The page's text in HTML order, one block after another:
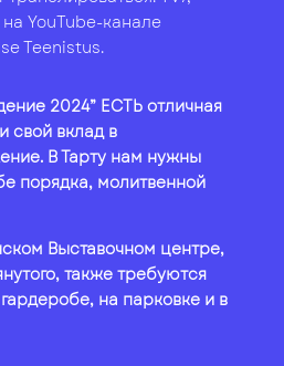
YouTube-канале
Teenistus.
2024” ЕСТЬ отличная
свой вклад в
В Тарту нам нужны
порядка, молитвенной
Выставочном центре,
также требуются
на парковке и в